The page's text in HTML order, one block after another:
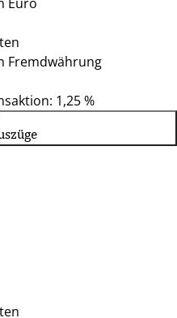
Fremdwährung
1,25 %